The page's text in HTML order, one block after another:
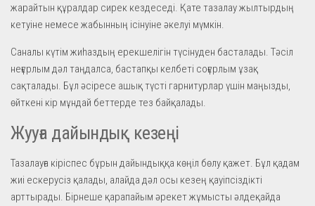
жарайтын құралдар сирек кездеседі. Қате тазалау жылтырдың
кетуіне немесе жабынның ісінуіне әкелуі мүмкін.
Саналы күтім жиһаздың ерекшелігін түсінуден басталады. Тәсіл
неғұрлым дәл таңдалса, бастапқы келбеті соғұрлым ұзақ
сақталады. Бұл әсіресе ашық түсті гарнитурлар үшін маңызды,
өйткені кір мұндай беттерде тез байқалады.
Жууға дайындық кезеңі
Тазалауға кіріспес бұрын дайындыққа көңіл бөлу қажет. Бұл қадам
жиі ескерусіз қалады, алайда дәл осы кезең қауіпсіздікті
арттырады. Бірнеше қарапайым әрекет жұмысты әлдеқайда